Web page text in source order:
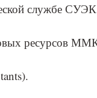
службе
ресурсов